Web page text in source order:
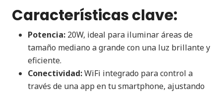
Características clave:
Potencia: 20W, ideal para iluminar áreas de
tamaño mediano a grande con una luz brillante y
eficiente.
Conectividad:WiFi integrado para control a
través de una app en tu smartphone, ajustando